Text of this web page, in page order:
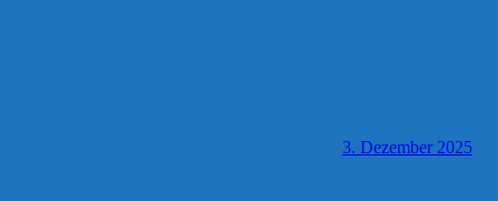
3. Dezember 2025